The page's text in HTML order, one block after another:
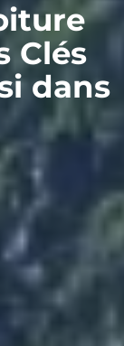
Clés
dans